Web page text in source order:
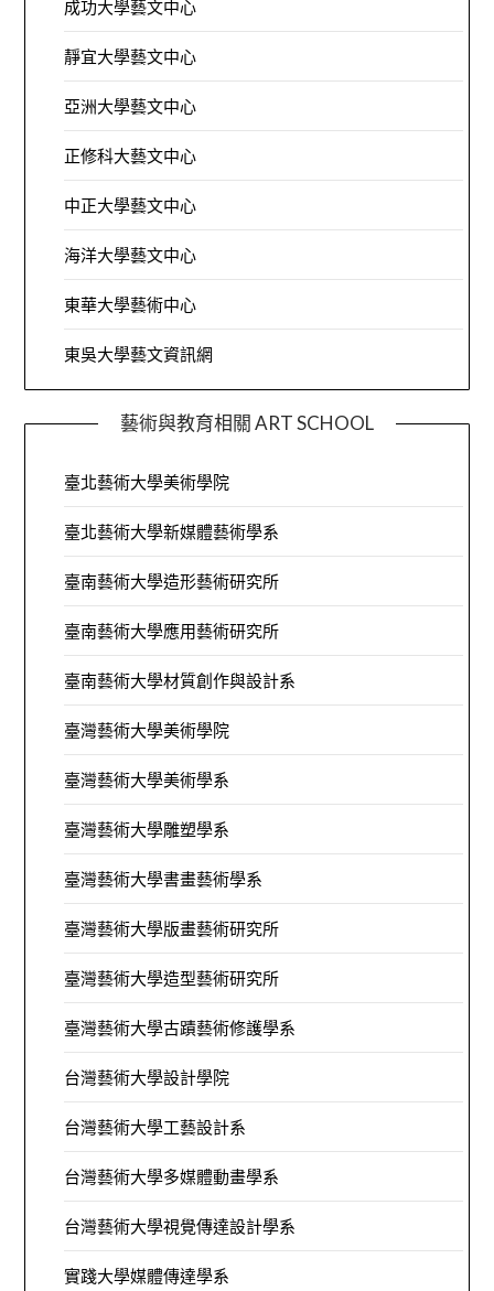
成功大學藝文中心
靜宜大學藝文中心
亞洲大學藝文中心
正修科大藝文中心
中正大學藝文中心
海洋大學藝文中心
東華大學藝術中心
東吳大學藝文資訊網
藝術與教育相關 ART SCHOOL
臺北藝術大學美術學院
臺北藝術大學新媒體藝術學系
臺南藝術大學造形藝術研究所
臺南藝術大學應用藝術研究所
臺南藝術大學材質創作與設計系
臺灣藝術大學美術學院
臺灣藝術大學美術學系
臺灣藝術大學雕塑學系
臺灣藝術大學書畫藝術學系
臺灣藝術大學版畫藝術研究所
臺灣藝術大學造型藝術研究所
臺灣藝術大學古蹟藝術修護學系
台灣藝術大學設計學院
台灣藝術大學工藝設計系
台灣藝術大學多媒體動畫學系
台灣藝術大學視覺傳達設計學系
實踐大學媒體傳達學系